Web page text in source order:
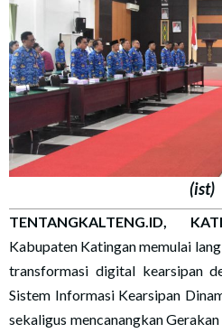
(ist)
TENTANGKALTENG.ID,
Kabupaten Katingan memulai
transformasi digital kearsipan
Sistem Informasi Kearsipan
sekaligus mencanangkan